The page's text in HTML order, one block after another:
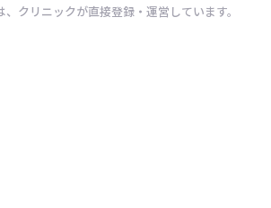
クリニックが直接登録・運営しています。